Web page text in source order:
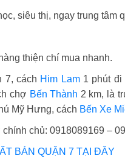
siêu thị, ngay trung tâm
thiện chí mua nhanh.
7, cách Him Lam1 phút đi
chợ Bến Thành 2 km, là
Mỹ Hưng, cách Bến Xe
chủ: 0918089169 –
BÁN QUẬN 7 TẠI ĐÂY